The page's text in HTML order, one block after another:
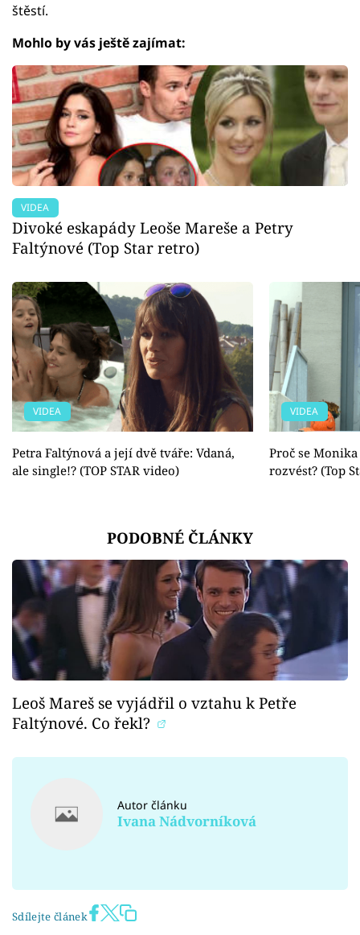
štěstí.
Mohlo by vás ještě zajímat:
VIDEA
Divoké eskapády Leoše Mareše a Petry
Faltýnové (Top Star retro)
VIDEA
Petra Faltýnová a její dvě tváře: Vdaná,
ale single!? (TOP STAR video)
VIDEA
Proč se
rozvést? (Top
PODOBNÉ ČLÁNKY
Leoš Mareš se vyjádřil o vztahu k Petře
Faltýnové. Co řekl?
Autor článku
Ivana Nádvorníková
Sdílejte článek